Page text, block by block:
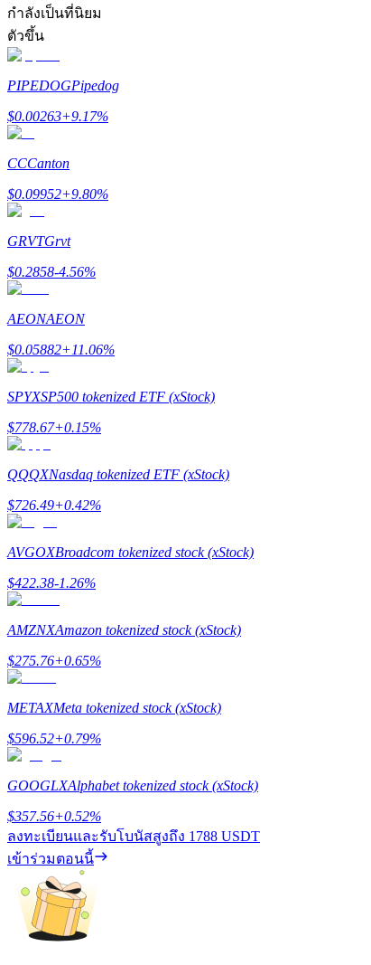
แนะนำ
กลยุทธ์การซื้อขาย
เรียนรู้วิธีการรักษาผลกำไร
ได้รับ
พาวเวอร์พิกกี้
รับรางวัลการแข่งขันทุกวัน
การปักหลัก
ผลตอบแทนสูงและเข้าถึงได้ทันที
กำลังเป็นที่นิยม
ตัวขึ้น
PIPEDOGPipedog
$0.00263+9.17%
CCCanton
$0.09952+9.80%
GRVTGrvt
$0.2858-4.56%
AEONAEON
$0.05882+11.06%
SPYXSP500 tokenized ETF (xStock)
$778.67+0.15%
QQQXNasdaq tokenized ETF (xStock)
$726.49+0.42%
AVGOXBroadcom tokenized stock (xStock)
$422.38-1.26%
AMZNXAmazon tokenized stock (xStock)
$275.76+0.65%
METAXMeta tokenized stock (xStock)
$596.52+0.79%
GOOGLXAlphabet tokenized stock (xStock)
$357.56+0.52%
ลงทะเบียนและรับโบนัสสูงถึง 1788 USDT
เข้าร่วมตอนนี้